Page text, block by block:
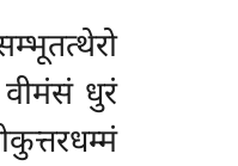
वीमंसं धुरं